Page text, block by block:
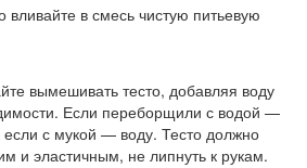
вливайте в смесь чистую питьевую
вымешивать тесто, добавляя воду
Если переборщили с водой —
если с мукой — воду. Тесто должно
и эластичным, не липнуть к рукам.